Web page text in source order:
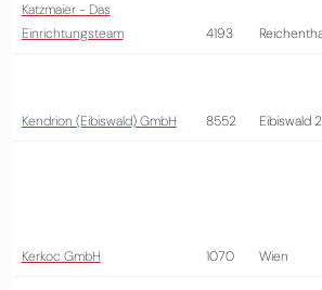
Katzmaier - Das
Einrichtungsteam
4193
Kendrion (Eibiswald) GmbH 8552 Eibiswald
Kerkoc GmbH 1070 Wien